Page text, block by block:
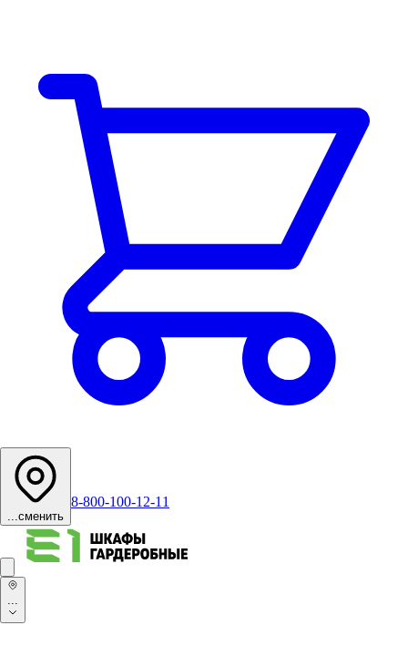
...сменить
8-800-100-12-11
...